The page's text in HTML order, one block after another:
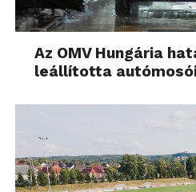
Az OMV Hungária
leállította